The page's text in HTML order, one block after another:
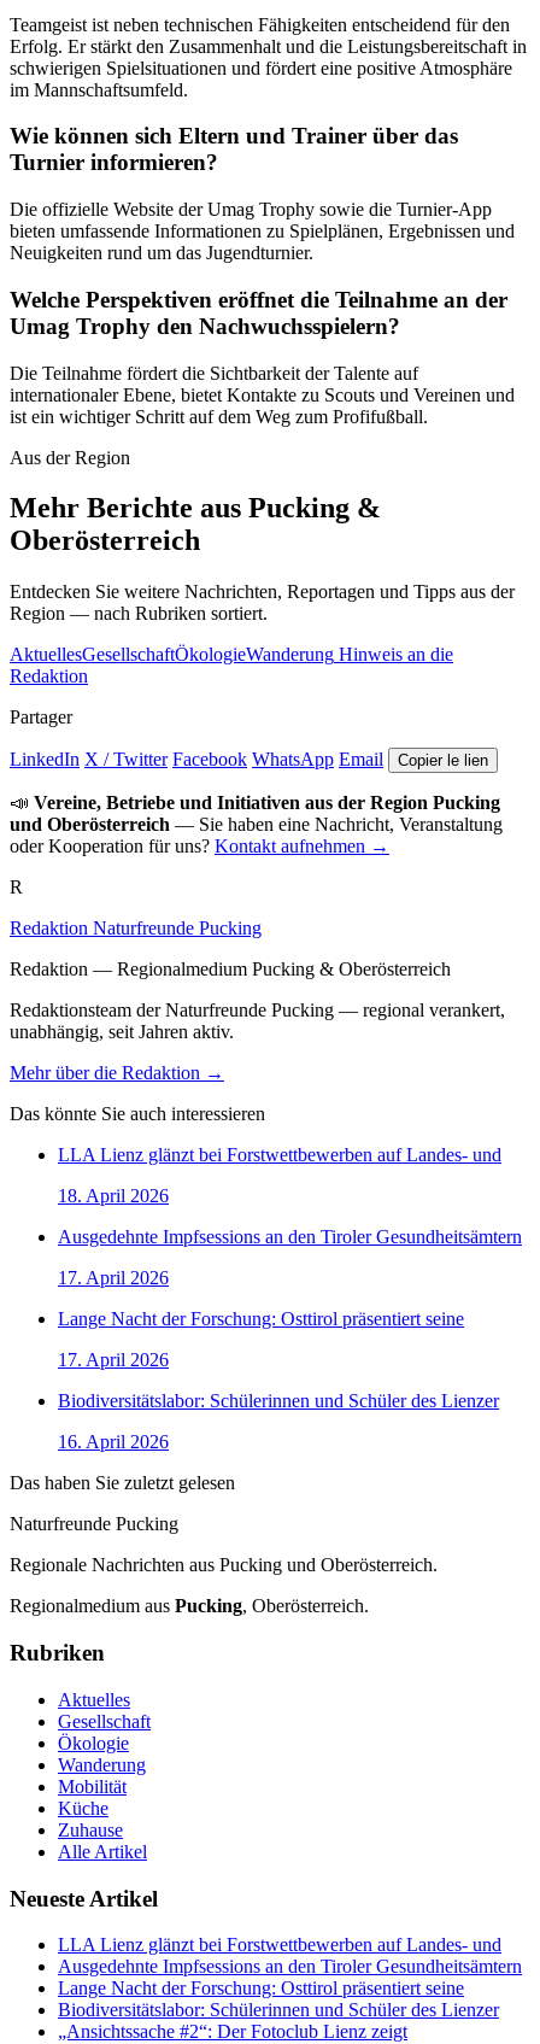
Teamgeist ist neben technischen Fähigkeiten entscheidend für den
Erfolg. Er stärkt den Zusammenhalt und die Leistungsbereitschaft in
schwierigen Spielsituationen und fördert eine positive Atmosphäre
im Mannschaftsumfeld.
Wie können sich Eltern und Trainer über das
Turnier informieren?
Die offizielle Website der Umag Trophy sowie die Turnier-App
bieten umfassende Informationen zu Spielplänen, Ergebnissen und
Neuigkeiten rund um das Jugendturnier.
Welche Perspektiven eröffnet die Teilnahme an der
Umag Trophy den Nachwuchsspielern?
Die Teilnahme fördert die Sichtbarkeit der Talente auf
internationaler Ebene, bietet Kontakte zu Scouts und Vereinen und
ist ein wichtiger Schritt auf dem Weg zum Profifußball.
Aus der Region
Mehr Berichte aus Pucking &
Oberösterreich
Entdecken Sie weitere Nachrichten, Reportagen und Tipps aus der
Region — nach Rubriken sortiert.
AktuellesGesellschaftÖkologieWanderung Hinweis an die
Redaktion
Partager
LinkedIn X / Twitter Facebook WhatsApp Email Copier le lien
📣 Vereine, Betriebe und Initiativen aus der Region Pucking
und Oberösterreich — Sie haben eine Nachricht, Veranstaltung
oder Kooperation für uns? Kontakt aufnehmen →
R
Redaktion Naturfreunde Pucking
Redaktion — Regionalmedium Pucking & Oberösterreich
Redaktionsteam der Naturfreunde Pucking — regional verankert,
unabhängig, seit Jahren aktiv.
Mehr über die Redaktion →
Das könnte Sie auch interessieren
LLA Lienz glänzt bei Forstwettbewerben auf Landes- und
18. April 2026
Ausgedehnte Impfsessions an den Tiroler Gesundheitsämtern
17. April 2026
Lange Nacht der Forschung: Osttirol präsentiert seine
17. April 2026
Biodiversitätslabor: Schülerinnen und Schüler des Lienzer
16. April 2026
Das haben Sie zuletzt gelesen
Naturfreunde Pucking
Regionale Nachrichten aus Pucking und Oberösterreich.
Regionalmedium aus Pucking, Oberösterreich.
Rubriken
Aktuelles
Gesellschaft
Ökologie
Wanderung
Mobilität
Küche
Zuhause
Alle Artikel
Neueste Artikel
LLA Lienz glänzt bei Forstwettbewerben auf Landes- und
Ausgedehnte Impfsessions an den Tiroler Gesundheitsämtern
Lange Nacht der Forschung: Osttirol präsentiert seine
Biodiversitätslabor: Schülerinnen und Schüler des Lienzer
„Ansichtssache #2“: Der Fotoclub Lienz zeigt